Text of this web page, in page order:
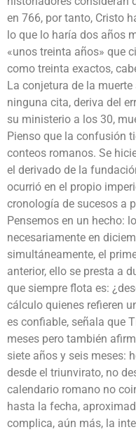
en 766, por tanto, Cristo
lo que lo haría dos años
«unos treinta años» que
como treinta exactos,
La conjetura de la
ninguna cita, deriva del
su ministerio a los 30,
Pienso que la confusión
conteos romanos. Se
el derivado de la
ocurrió en el propio
cronología de sucesos a
Pensemos en un hecho:
necesariamente en
simultáneamente, el
anterior, ello se presta a
que siempre flota es:
cálculo quienes refieren
es confiable, señala que
meses pero también
siete años y seis meses:
desde el triunvirato, no
calendario romano no
hasta la fecha,
complica, aún más, la